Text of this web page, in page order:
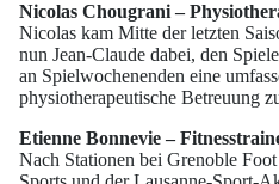
Nicolas Chougrani –
Nicolas kam Mitte der letzten
nun Jean-Claude dabei, den
an Spielwochenenden eine
physiotherapeutische Betreuung
Etienne Bonnevie –
Nach Stationen bei Grenoble